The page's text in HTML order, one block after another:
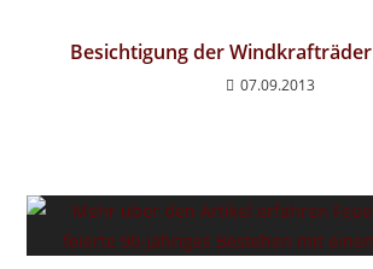
Besichtigung der
07.09.2013